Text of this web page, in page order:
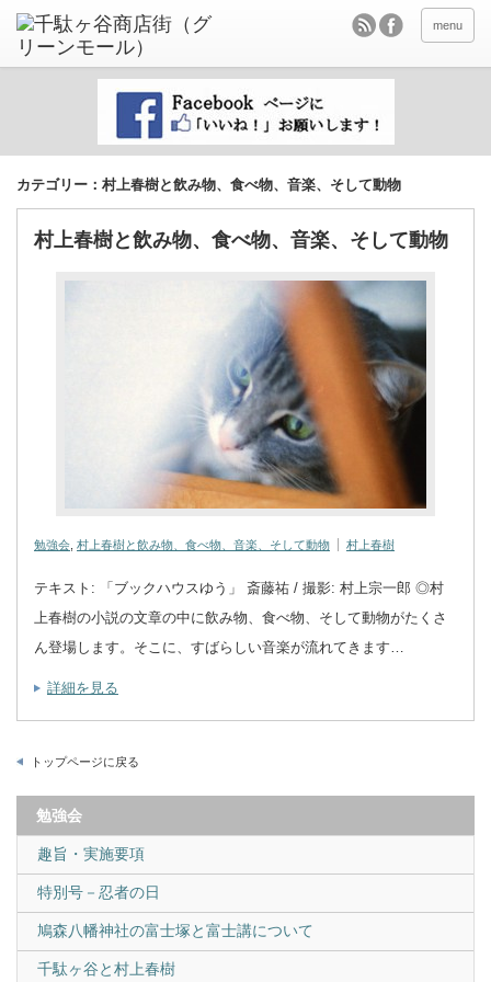
menu
カテゴリー：村上春樹と飲み物、食べ物、音楽、そして動物
村上春樹と飲み物、食べ物、音楽、そして動物
勉強会, 村上春樹と飲み物、食べ物、音楽、そして動物 村上春樹
テキスト: 「ブックハウスゆう」 斎藤祐 / 撮影: 村上宗一郎 ◎村
上春樹の小説の文章の中に飲み物、食べ物、そして動物がたくさ
ん登場します。そこに、すばらしい音楽が流れてきます…
詳細を見る
トップページに戻る
勉強会
趣旨・実施要項
特別号－忍者の日
鳩森八幡神社の富士塚と富士講について
千駄ヶ谷と村上春樹